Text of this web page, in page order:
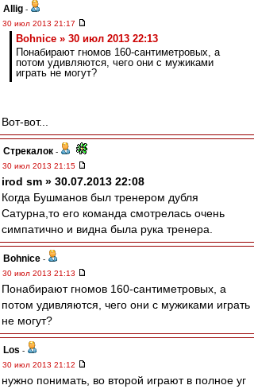
Allig -
30 июл 2013 21:17
Bohnice » 30 июл 2013 22:13
Понабирают гномов 160-сантиметровых, а
потом удивляются, чего они с мужиками
играть не могут?
Вот-вот...
Стрекалок -
30 июл 2013 21:15
irod sm » 30.07.2013 22:08
Когда Бушманов был тренером дубля
Сатурна,то его команда смотрелась очень
симпатично и видна была рука тренера.
Bohnice -
30 июл 2013 21:13
Понабирают гномов 160-сантиметровых, а
потом удивляются, чего они с мужиками играть
не могут?
Los -
30 июл 2013 21:12
нужно понимать, во второй играют в полное уг